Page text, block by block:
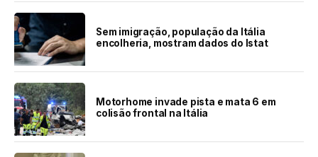
Sem imigração, população da Itália
encolheria, mostram dados do Istat
Motorhome invade pista e mata 6 em
colisão frontal na Itália